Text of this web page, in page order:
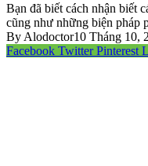
Bạn đã biết cách nhận biết
cũng như những biện pháp
By Alodoctor10 Tháng 10,
Facebook Twitter Pinterest